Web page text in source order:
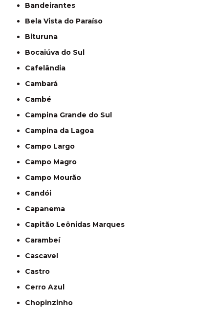
Bandeirantes
Bela Vista do Paraíso
Bituruna
Bocaiúva do Sul
Cafelândia
Cambará
Cambé
Campina Grande do Sul
Campina da Lagoa
Campo Largo
Campo Magro
Campo Mourão
Candói
Capanema
Capitão Leônidas Marques
Carambeí
Cascavel
Castro
Cerro Azul
Chopinzinho